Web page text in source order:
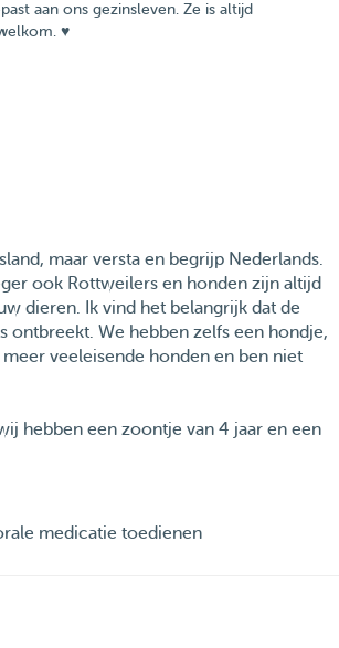
aan ons gezinsleven. Ze is altijd
♥️
maar versta en begrijp Nederlands.
ook Rottweilers en honden zijn altijd
dieren. Ik vind het belangrijk dat de
ontbreekt. We hebben zelfs een hondje,
veeleisende honden en ben niet
hebben een zoontje van 4 jaar en een
medicatie toedienen